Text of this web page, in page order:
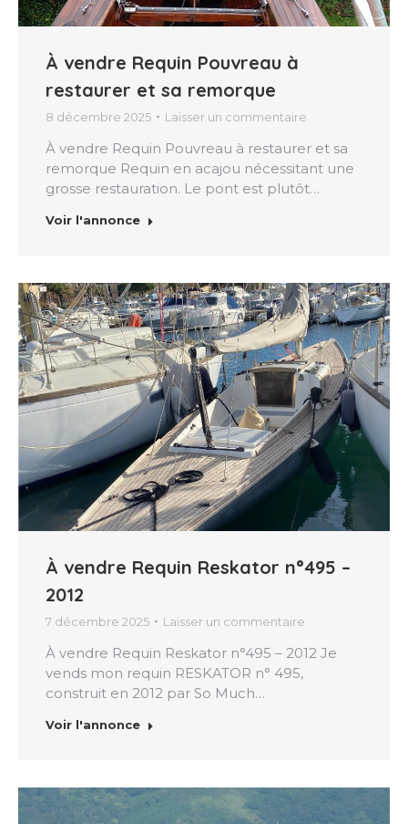
À vendre Requin Pouvreau à
restaurer et sa remorque
8 décembre 2025 Laisser un commentaire
À vendre Requin Pouvreau à restaurer et sa
remorque Requin en acajou nécessitant une
grosse restauration. Le pont est plutôt…
Voir l'annonce
À vendre Requin Reskator n°495 –
2012
7 décembre 2025 Laisser un commentaire
À vendre Requin Reskator n°495 – 2012 Je
vends mon requin RESKATOR n° 495,
construit en 2012 par So Much…
Voir l'annonce